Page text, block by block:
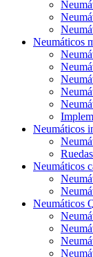
Neumáticos
Neumáticos
Neumáticos
Neumáticos